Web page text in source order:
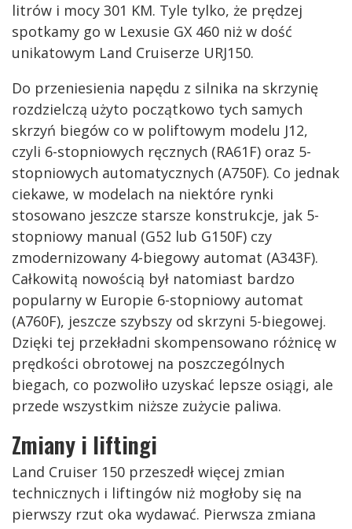
litrów i mocy 301 KM. Tyle tylko, że prędzej
spotkamy go w Lexusie GX 460 niż w dość
unikatowym Land Cruiserze URJ150.
Do przeniesienia napędu z silnika na skrzynię
rozdzielczą użyto początkowo tych samych
skrzyń biegów co w poliftowym modelu J12,
czyli 6-stopniowych ręcznych (RA61F) oraz 5-
stopniowych automatycznych (A750F). Co jednak
ciekawe, w modelach na niektóre rynki
stosowano jeszcze starsze konstrukcje, jak 5-
stopniowy manual (G52 lub G150F) czy
zmodernizowany 4-biegowy automat (A343F).
Całkowitą nowością był natomiast bardzo
popularny w Europie 6-stopniowy automat
(A760F), jeszcze szybszy od skrzyni 5-biegowej.
Dzięki tej przekładni skompensowano różnicę w
prędkości obrotowej na poszczególnych
biegach, co pozwoliło uzyskać lepsze osiągi, ale
przede wszystkim niższe zużycie paliwa.
Zmiany i liftingi
Land Cruiser 150 przeszedł więcej zmian
technicznych i liftingów niż mogłoby się na
pierwszy rzut oka wydawać. Pierwsza zmiana